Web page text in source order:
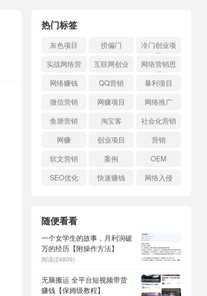
热门标签
灰色项目 捞偏门
冷门创业项
目
实战网络营
销
互联网创业
网络营销思
维
网络赚钱
QQ营销
暴利项目
微信营销
网赚项目
网络推广
鱼塘营销
淘宝客
社会化营销
网赚
创业项目
营销
软文营销
案例
OEM
SEO优化
快速赚钱 网络入侵
随便看看
一个女学生的故事，月利润破
万的经历【附操作方法】
阅读(24809)
无脑搬运 全平台短视频带货
赚钱【保姆级教程】